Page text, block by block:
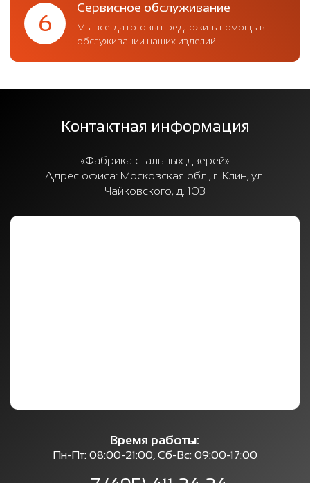
6
Сервисное обслуживание
Мы всегда готовы предложить помощь в
обслуживании наших изделий
Контактная информация
«Фабрика стальных дверей»
Адрес офиса: Московская обл., г. Клин, ул.
Чайковского, д. 103
Время работы:
Пн-Пт: 08:00-21:00, Сб-Вс: 09:00-17:00